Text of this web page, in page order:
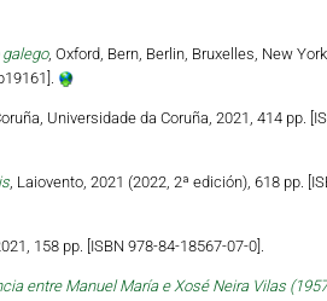
, Oxford, Bern, Berlin, Bruxelles, New
Universidade da Coruña, 2021, 414 pp.
, Laiovento, 2021 (2022, 2ª edición), 618 pp.
158 pp. [ISBN 978-84-18567-07-0].
entre Manuel María e Xosé Neira Vilas